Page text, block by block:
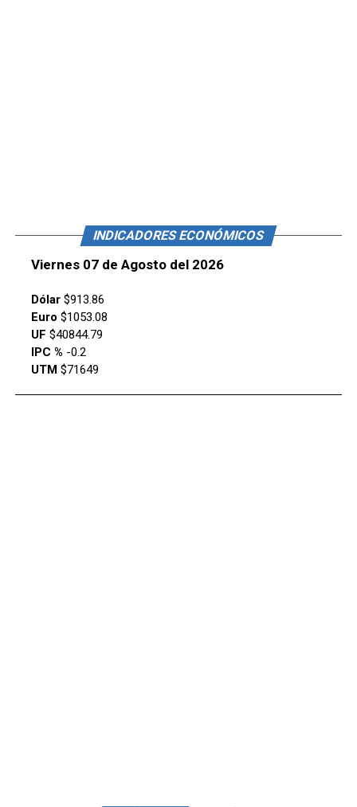
INDICADORES ECONÓMICOS
Viernes 07 de Agosto del 2026
Dólar$913.86
Euro $1053.08
UF $40844.79
IPC % -0.2
UTM$71649